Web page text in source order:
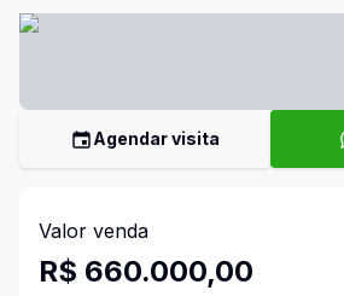
Agendar visita
Valor venda
R$ 660.000,00